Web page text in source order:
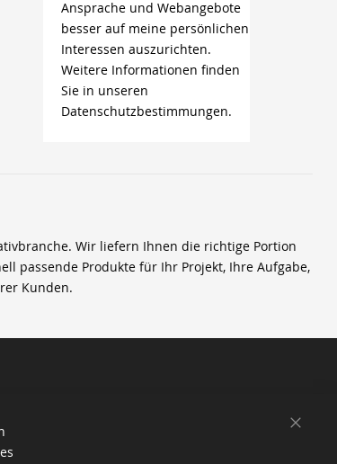
Ansprache und Webangebote
besser auf meine persönlichen
Interessen auszurichten.
Weitere Informationen finden
Sie in unseren
Datenschutzbestimmungen.
Wir liefern Ihnen die richtige Portion
passende Produkte für Ihr Projekt, Ihre Aufgabe,
Kunden.